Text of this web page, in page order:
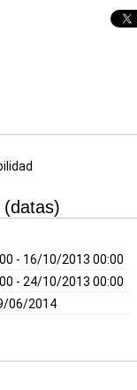
- 16/10/2013 00:00
- 24/10/2013 00:00
06/2014